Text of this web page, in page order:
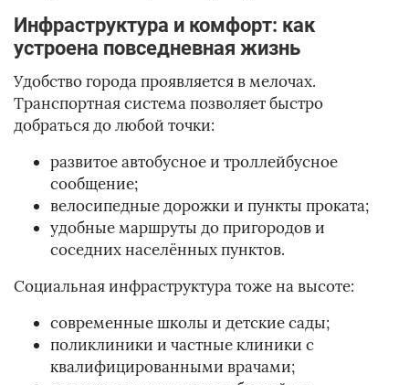
Инфраструктура и комфорт: как
устроена повседневная жизнь
Удобство города проявляется в мелочах.
Транспортная система позволяет быстро
добраться до любой точки:
развитое автобусное и троллейбусное
сообщение;
велосипедные дорожки и пункты проката;
удобные маршруты до пригородов и
соседних населённых пунктов.
Социальная инфраструктура тоже на высоте:
современные школы и детские сады;
поликлиники и частные клиники с
квалифицированными врачами;